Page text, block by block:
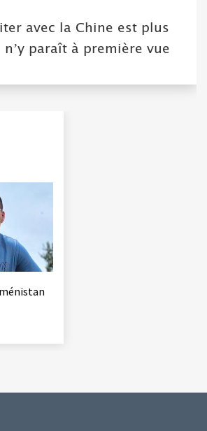
avec la Chine est plus
paraît à première vue